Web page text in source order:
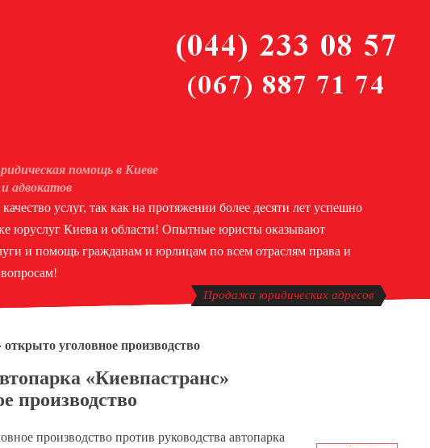
помощь в Киеве
адвокатов
услуг, так как на протяжении более десяти лет успешно
юруслуг Киева и области! Опытные юристы оказывают
и помощь гражданам и юрлицам по всем отраслям права и
Продажа юридических адресов
уголовное производство
«Киевпастранс»
производство
производство против руководства автопарка